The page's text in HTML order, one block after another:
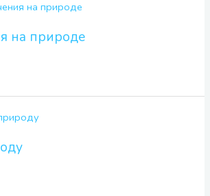
на природе